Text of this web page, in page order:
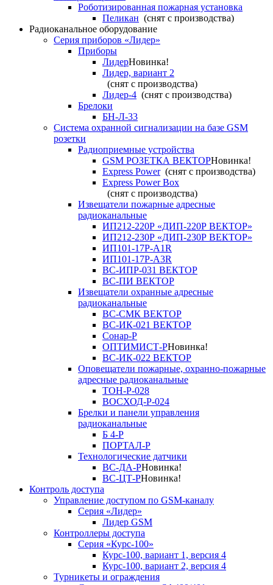
Роботизированная пожарная установка
Пеликан (снят с производства)
Радиоканальное оборудование
Серия приборов «Лидер»
Приборы
ЛидерНовинка!
Лидер, вариант 2
(снят с производства)
Лидер-4 (снят с производства)
Брелоки
БН-Л-33
Система охранной сигнализации на базе GSM
розетки
Радиоприемные устройства
GSM РОЗЕТКА ВЕКТОРНовинка!
Express Power(снят с производства)
Express Power Box
(снят с производства)
Извещатели пожарные адресные
радиоканальные
ИП212-220Р «ДИП-220Р ВЕКТОР»
ИП212-230Р «ДИП-230Р ВЕКТОР»
ИП101-17Р-A1R
ИП101-17Р-A3R
ВС-ИПР-031 ВЕКТОР
ВС-ПИ ВЕКТОР
Извещатели охранные адресные
радиоканальные
ВС-СМК ВЕКТОР
ВС-ИК-021 ВЕКТОР
Сонар-Р
ОПТИМИСТ-РНовинка!
ВС-ИК-022 ВЕКТОР
Оповещатели пожарные, охранно-пожарные
адресные радиоканальные
ТОН-Р-028
ВОСХОД-Р-024
Брелки и панели управления
радиоканальные
Б 4-Р
ПОРТАЛ-Р
Технологические датчики
ВС-ДА-РНовинка!
ВС-ЦТ-РНовинка!
Контроль доступа
Управление доступом по GSM-каналу
Серия «Лидер»
Лидер GSM
Контроллеры доступа
Серия «Курс-100»
Курс-100, вариант 1, версия 4
Курс-100, вариант 2, версия 4
Турникеты и ограждения